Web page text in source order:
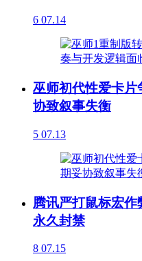
6 07.14
巫师初代性爱卡片
协致叙事失衡
5 07.13
腾讯严打鼠标宏
永久封禁
8 07.15